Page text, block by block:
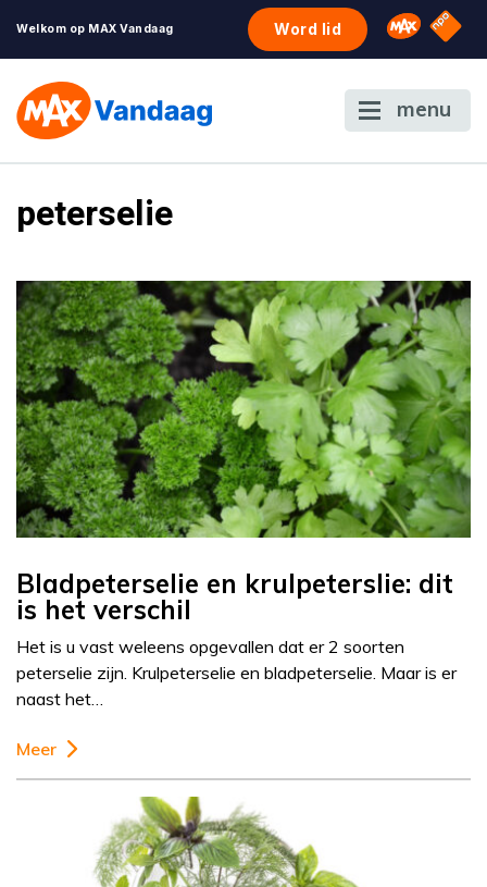
Welkom op MAX Vandaag Word lid Omroep
NPO
menu
peterselie
Bladpeterselie en krulpeterslie: dit
is het verschil
Het is u vast weleens opgevallen dat er 2 soorten
peterselie zijn. Krulpeterselie en bladpeterselie. Maar is er
naast het…
Meer